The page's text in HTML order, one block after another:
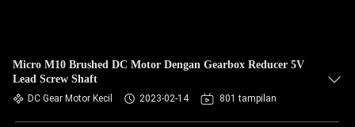
Micro M10 Brushed DC Motor Dengan Gearbox Reducer 5V
Lead Screw Shaft
DC Gear Motor Kecil 2023-02-14 801 tampilan